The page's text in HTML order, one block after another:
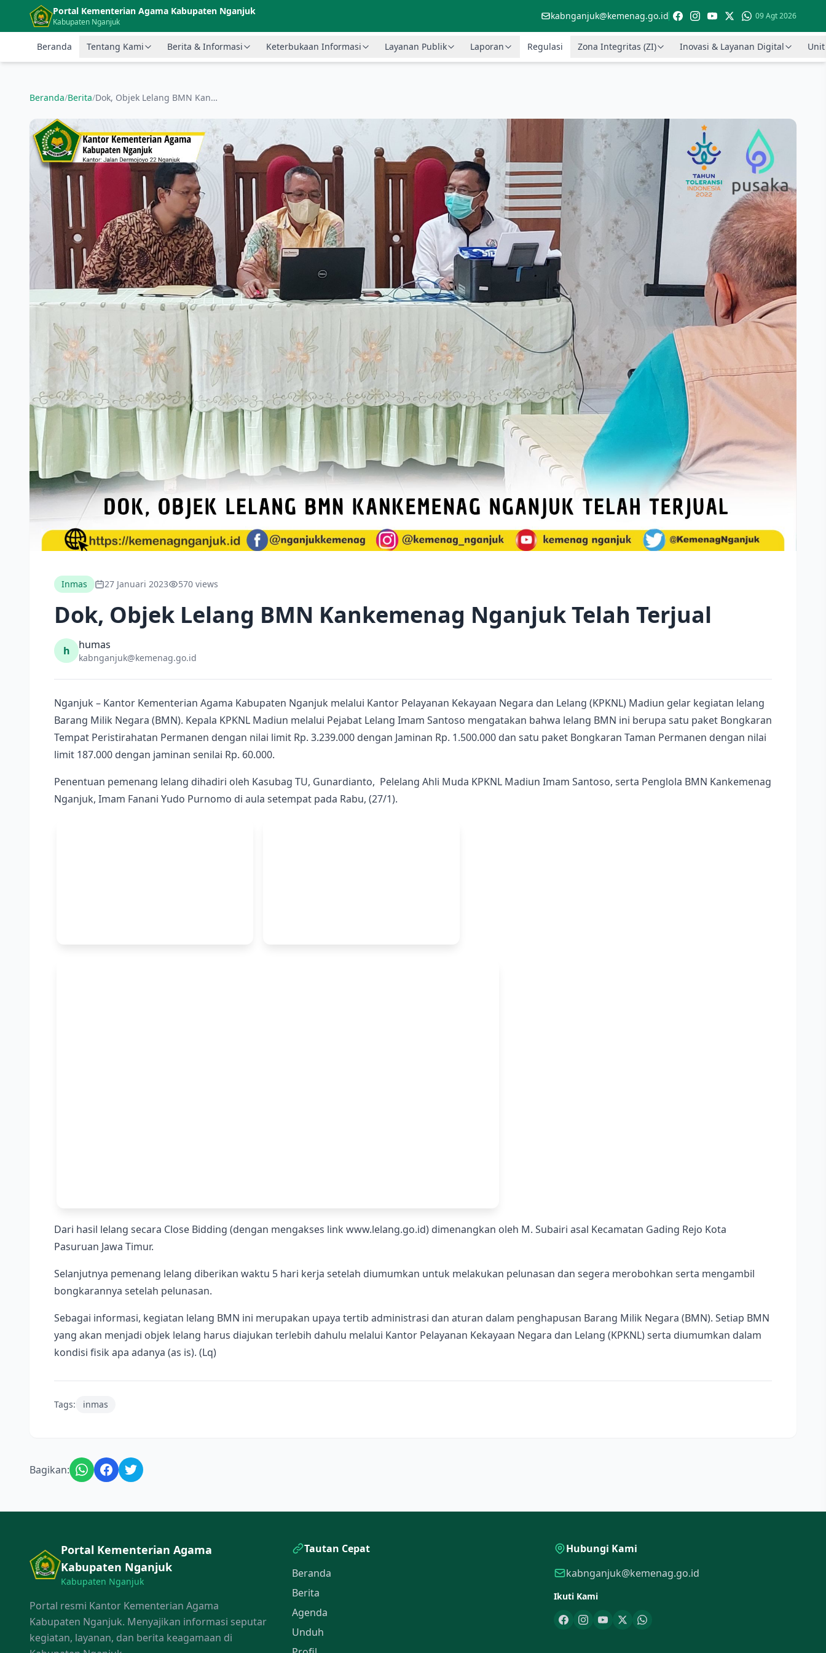
Langsung ke konten utama
Portal Kementerian Agama Kabupaten Nganjuk
Kabupaten Nganjuk
kabnganjuk@kemenag.go.id 09 Agt 2026
Beranda Tentang Kami Berita & Informasi Keterbukaan Informasi Layanan Publik Laporan Regulasi Zona Integritas (ZI) Inovasi & Layanan Digital
Beranda/Berita/ Dok, Objek Lelang BMN Kankemenag Nganjuk Telah Terjual
Inmas 27 Januari 2023 570 views
Dok, Objek Lelang BMN Kankemenag Nganjuk Telah Terjual
h humas
kabnganjuk@kemenag.go.id
Nganjuk – Kantor Kementerian Agama Kabupaten Nganjuk melalui Kantor Pelayanan Kekayaan Negara dan Lelang (KPKNL) Madiun gelar kegiatan lelang
Barang Milik Negara (BMN). Kepala KPKNL Madiun melalui Pejabat Lelang Imam Santoso mengatakan bahwa lelang BMN ini berupa satu paket Bongkaran
Tempat Peristirahatan Permanen dengan nilai limit Rp. 3.239.000 dengan Jaminan Rp. 1.500.000 dan satu paket Bongkaran Taman Permanen dengan nilai
limit 187.000 dengan jaminan senilai Rp. 60.000.
Penentuan pemenang lelang dihadiri oleh Kasubag TU, Gunardianto, Pelelang Ahli Muda KPKNL Madiun Imam Santoso, serta Penglola BMN Kankemenag
Nganjuk, Imam Fanani Yudo Purnomo di aula setempat pada Rabu, (27/1).
Dari hasil lelang secara Close Bidding (dengan mengakses link www.lelang.go.id) dimenangkan oleh M. Subairi asal Kecamatan Gading Rejo Kota
Pasuruan Jawa Timur.
Selanjutnya pemenang lelang diberikan waktu 5 hari kerja setelah diumumkan untuk melakukan pelunasan dan segera merobohkan serta mengambil
bongkarannya setelah pelunasan.
Sebagai informasi, kegiatan lelang BMN ini merupakan upaya tertib administrasi dan aturan dalam penghapusan Barang Milik Negara (BMN). Setiap BMN
yang akan menjadi objek lelang harus diajukan terlebih dahulu melalui Kantor Pelayanan Kekayaan Negara dan Lelang (KPKNL) serta diumumkan dalam
kondisi fisik apa adanya (as is). (Lq)
Tags: inmas
Bagikan:
Portal Kementerian Agama
Kabupaten Nganjuk
Kabupaten Nganjuk
Portal resmi Kantor Kementerian Agama
Kabupaten Nganjuk. Menyajikan informasi seputar
kegiatan, layanan, dan berita keagamaan di
Tautan Cepat
Beranda
Berita
Agenda
Unduh
Hubungi Kami
kabnganjuk@kemenag.go.id
Ikuti Kami